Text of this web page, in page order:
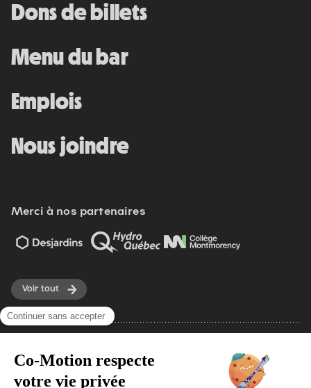
Dons de billets
Menu du bar
Emplois
Nous joindre
Merci à nos partenaires
Voir tout
Écoresponsabilité
Politique d'achat